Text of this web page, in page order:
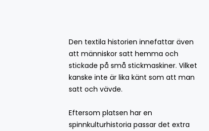
Den textila historien innefattar även
att människor satt hemma och
stickade på små stickmaskiner. Vilket
kanske inte är lika känt som att man
satt och vävde.
Eftersom platsen har en
spinnkulturhistoria passar det extra